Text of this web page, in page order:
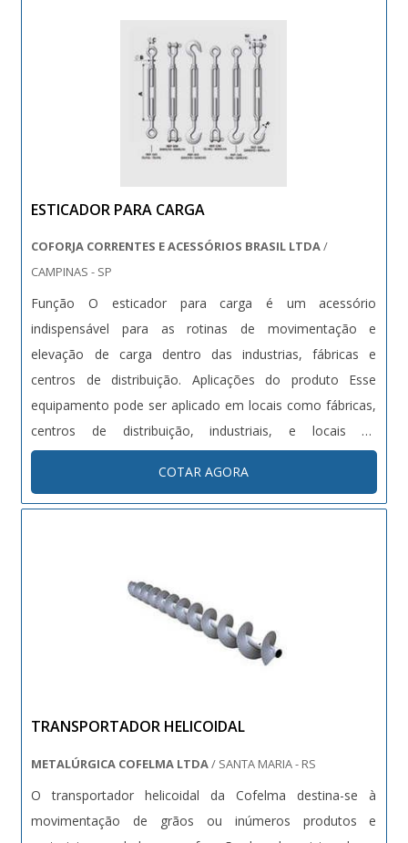
carrinho dupla cesta. Sempre de olho no mercado, traz
novidades em itens como carrinhos para a indústria e
lixeiras.É conhecida por ser comprometida com os
serviços e responsável, qualificações construídas por
focar suas ações no resultado final, tendo escritório de
alta qualidade onde são realizadas as atividades e
de colaboradores proativos e funcionários eficientes,
fecha todo o ciclo de entrega com excelência para toda a
carteira de clientes..
ESTICADOR PARA CARGA
COFORJA CORRENTES E ACESSÓRIOS BRASIL LTDA/
CAMPINAS - SP
Função O esticador para carga é um acessório
indispensável para as rotinas de movimentação e
elevação de carga dentro das industrias, fábricas e
centros de distribuição. Aplicações do produto Esse
equipamento pode ser aplicado em locais como fábricas,
centros de distribuição, industriais, e locais de
levantamento de carga em geral. Além de sua função de
levantamento de carga, ainda possui um sistema de
cobertura anti corrosão que aumenta....
COTAR AGORA
TRANSPORTADOR HELICOIDAL
METALÚRGICA COFELMA LTDA/ SANTA MARIA - RS
O transportador helicoidal da Cofelma destina-se à
movimentação de grãos ou inúmeros produtos e